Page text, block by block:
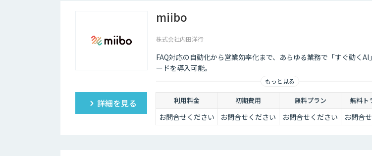
miibo
株式会社内田洋行
FAQ対応の自動化から営業効率化まで、あらゆる業務で「すぐ動くAI
ードを導入可能。
もっと見る
詳細を見る 利用料金 初期費用 無料プラン 無料ト
お問合せください お問合せください お問合せください お問合